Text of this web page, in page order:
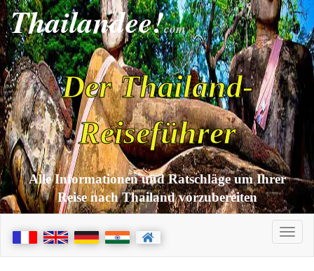
Thailandee!com
Der Thailand-
Reiseführer
Alle Informationen und Ratschläge um Ihrer
Reise nach Thailand vorzubereiten